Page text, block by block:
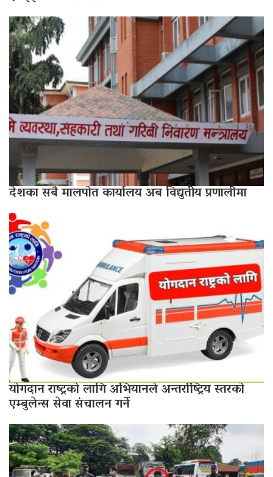
देशका सबै मालपोत कार्यालय अब विद्युतीय प्रणालीमा
योगदान राष्ट्रको लागि अभियानले अन्तर्राष्ट्रिय स्तरको
एम्बुलेन्स सेवा संचालन गर्ने